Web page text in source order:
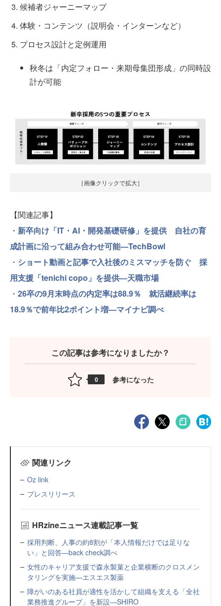
候補者ジャーニーマップ
体験・コンテンツ（説明会・インターンなど）
プロセス設計と定例運用
秋冬は「内定フォロー・来期母集団形成」の同時設
計が可能
［画像クリックで拡大］
【関連記事】
・ 新卒向け「IT・AI・開発基礎研修」を提供 自社の育
成計画に沿って組み合わせ可能—TechBowl
・ ショート動画と記事で入社後のミスマッチを防ぐ 採
用支援「tenichi copo」を提供—天職市場
・ 26卒の9月末時点の内定率は88.9％ 就活継続率は
18.9％で前年比2ポイント増—マイナビ調べ
この記事は参考になりましたか？
0 参考になった
関連リンク
Oz link
プレスリリース
HRzineニュース連載記事一覧
採用判断、人事の約8割が「本人情報だけでは足りな
い」と回答—back check調べ
女性のキャリア支援で森永製菓と企業横断のクロスメン
タリングを実施—エスエス製薬
障がいのある社員が適性を活かして組織を支える「全社
業務推進グループ」を新設—SHIRO